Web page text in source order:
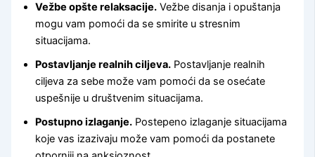
Vežbe opšte relaksacije. Vežbe disanja i opuštanja
mogu vam pomoći da se smirite u stresnim
situacijama.
Postavljanje realnih ciljeva. Postavljanje realnih
ciljeva za sebe može vam pomoći da se osećate
uspešnije u društvenim situacijama.
Postupno izlaganje. Postepeno izlaganje situacijama
koje vas izazivaju može vam pomoći da postanete